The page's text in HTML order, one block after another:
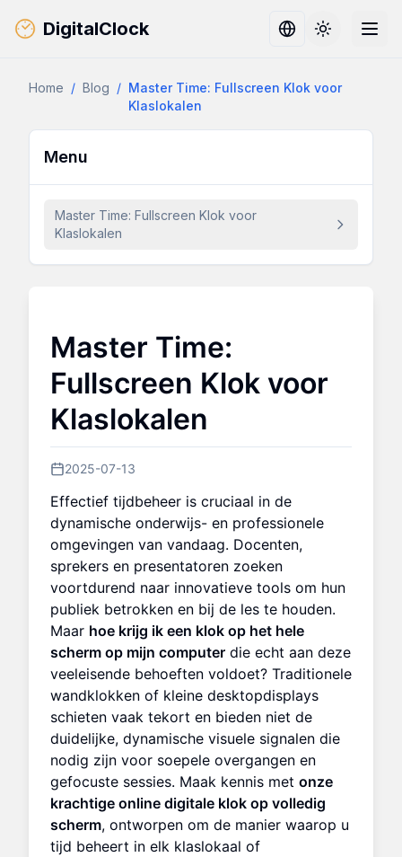
DigitalClock Toggle
Home / Blog / Master Time: Fullscreen Klok voor
Klaslokalen
Menu
Master Time: Fullscreen Klok voor
Klaslokalen
Master Time:
Fullscreen Klok voor
Klaslokalen
2025-07-13
Effectief tijdbeheer is cruciaal in de
dynamische onderwijs- en professionele
omgevingen van vandaag. Docenten,
sprekers en presentatoren zoeken
voortdurend naar innovatieve tools om hun
publiek betrokken en bij de les te houden.
Maar hoe krijg ik een klok op het hele
scherm op mijn computer die echt aan deze
veeleisende behoeften voldoet? Traditionele
wandklokken of kleine desktopdisplays
schieten vaak tekort en bieden niet de
duidelijke, dynamische visuele signalen die
nodig zijn voor soepele overgangen en
gefocuste sessies. Maak kennis met onze
krachtige online digitale klok op volledig
scherm, ontworpen om de manier waarop u
tijd beheert in elk klaslokaal of